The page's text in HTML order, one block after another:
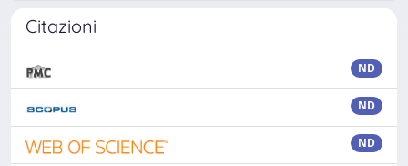
Citazioni
ND
ND
ND